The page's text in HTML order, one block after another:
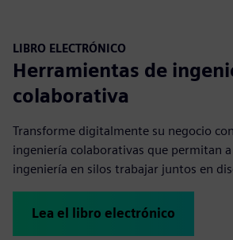
LIBRO ELECTRÓNICO
Herramientas de
colaborativa
Transforme digitalmente su negocio
ingeniería colaborativas que permitan
ingeniería en silos trabajar juntos en
Lea el libro electrónico